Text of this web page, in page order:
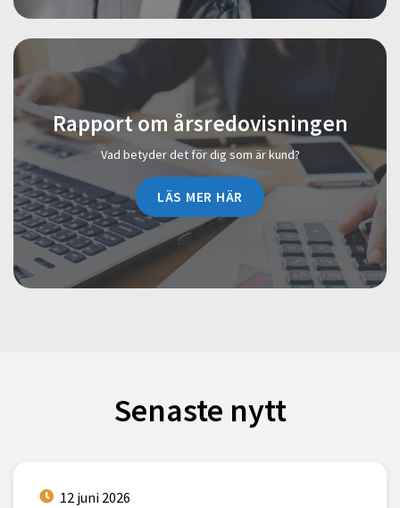
Rapport om årsredovisningen
Vad betyder det för dig som är kund?
LÄS MER HÄR
Senaste nytt
12 juni 2026